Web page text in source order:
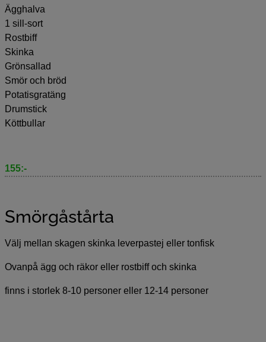
Ägghalva
1 sill-sort
Rostbiff
Skinka
Grönsallad
Smör och bröd
Potatisgratäng
Drumstick
Köttbullar
155:-
Smörgåstårta
Välj mellan skagen skinka leverpastej eller tonfisk
Ovanpå ägg och räkor eller rostbiff och skinka
finns i storlek 8-10 personer eller 12-14 personer